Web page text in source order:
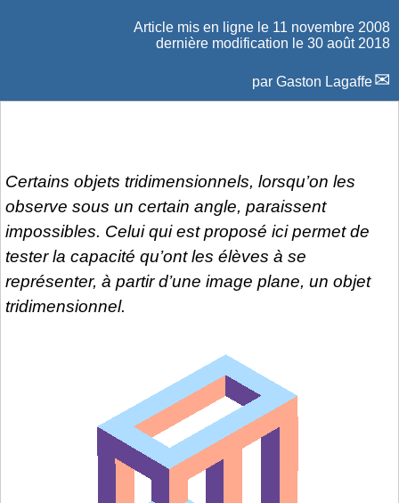
Article mis en ligne le 11 novembre 2008
dernière modification le 30 août 2018
par Gaston Lagaffe
Certains objets tridimensionnels, lorsqu’on les
observe sous un certain angle, paraissent
impossibles. Celui qui est proposé ici permet de
tester la capacité qu’ont les élèves à se
représenter, à partir d’une image plane, un objet
tridimensionnel.